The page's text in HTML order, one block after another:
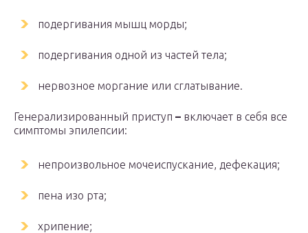
подергивания мышц морды;
подергивания одной из частей тела;
нервозное моргание или сглатывание.
Генерализированный приступ – включает в себя все
симптомы эпилепсии:
непроизвольное мочеиспускание, дефекация;
пена изо рта;
хрипение;